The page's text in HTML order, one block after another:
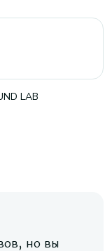
LAB
но вы